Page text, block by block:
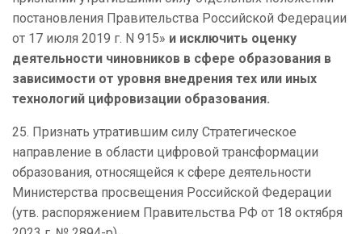
постановления Правительства Российской Федерации
от 17 июля 2019 г. N 915» и исключить оценку
деятельности чиновников в сфере образования в
зависимости от уровня внедрения тех или иных
технологий цифровизации образования.
25. Признать утратившим силу Стратегическое
направление в области цифровой трансформации
образования, относящейся к сфере деятельности
Министерства просвещения Российской Федерации
(утв. распоряжением Правительства РФ от 18 октября